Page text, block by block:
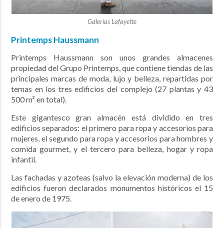
Galerías Lafayette
Printemps Haussmann
Printemps Haussmann son unos grandes almacenes
propiedad del Grupo Printemps, que contiene tiendas de las
principales marcas de moda, lujo y belleza, repartidas por
temas en los tres edificios del complejo (27 plantas y 43
500 m² en total).
Este gigantesco gran almacén está dividido en tres
edificios separados: el primero para ropa y accesorios para
mujeres, el segundo para ropa y accesorios para hombres y
comida gourmet, y el tercero para belleza, hogar y ropa
infantil.
Las fachadas y azoteas (salvo la elevación moderna) de los
edificios fueron declarados monumentos históricos el 15
de enero de 1975.